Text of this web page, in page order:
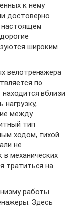
к нему
достоверно
широким
велотренажера
по
вблизи
нагрузку,
между
тип
ходом, тихой
не
в механических
тратиться на
работы
Здесь